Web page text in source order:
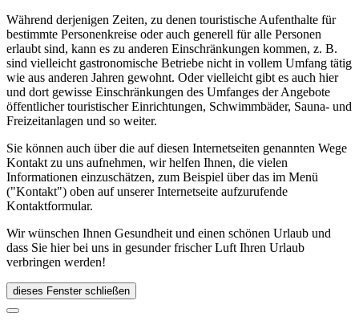
Während derjenigen Zeiten, zu denen touristische Aufenthalte für
bestimmte Personenkreise oder auch generell für alle Personen
erlaubt sind, kann es zu anderen Einschränkungen kommen, z. B.
sind vielleicht gastronomische Betriebe nicht in vollem Umfang tätig
wie aus anderen Jahren gewohnt. Oder vielleicht gibt es auch hier
und dort gewisse Einschränkungen des Umfanges der Angebote
öffentlicher touristischer Einrichtungen, Schwimmbäder, Sauna- und
Freizeitanlagen und so weiter.
Sie können auch über die auf diesen Internetseiten genannten Wege
Kontakt zu uns aufnehmen, wir helfen Ihnen, die vielen
Informationen einzuschätzen, zum Beispiel über das im Menü
("Kontakt") oben auf unserer Internetseite aufzurufende
Kontaktformular.
Wir wünschen Ihnen Gesundheit und einen schönen Urlaub und
dass Sie hier bei uns in gesunder frischer Luft Ihren Urlaub
verbringen werden!
dieses Fenster schließen